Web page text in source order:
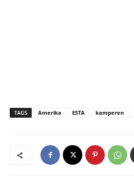
TAGS Amerika ESTA kamperen